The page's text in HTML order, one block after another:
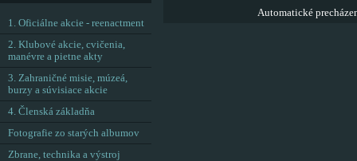
Automatické
1. Oficiálne akcie - reenactment
2. Klubové akcie, cvičenia,
manévre a pietne akty
3. Zahraničné misie, múzeá,
burzy a súvisiace akcie
4. Členská základňa
Fotografie zo starých albumov
Zbrane, technika a výstroj